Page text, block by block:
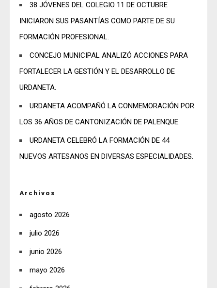
38 JÓVENES DEL COLEGIO 11 DE OCTUBRE
INICIARON SUS PASANTÍAS COMO PARTE DE SU
FORMACIÓN PROFESIONAL.
CONCEJO MUNICIPAL ANALIZÓ ACCIONES PARA
FORTALECER LA GESTIÓN Y EL DESARROLLO DE
URDANETA.
URDANETA ACOMPAÑÓ LA CONMEMORACIÓN POR
LOS 36 AÑOS DE CANTONIZACIÓN DE PALENQUE.
URDANETA CELEBRÓ LA FORMACIÓN DE 44
NUEVOS ARTESANOS EN DIVERSAS ESPECIALIDADES.
Archivos
agosto 2026
julio 2026
junio 2026
mayo 2026